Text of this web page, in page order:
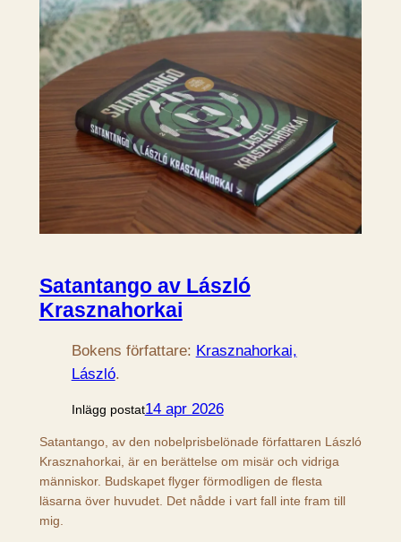
Satantango av László
Krasznahorkai
Bokens författare: Krasznahorkai,
László.
Inlägg postat14 apr 2026
Satantango, av den nobelprisbelönade författaren László
Krasznahorkai, är en berättelse om misär och vidriga
människor. Budskapet flyger förmodligen de flesta
läsarna över huvudet. Det nådde i vart fall inte fram till
mig.